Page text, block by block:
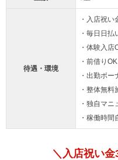
待遇・環境
・入店祝い
・毎日日払
・体験入店
・前借りOK
・出勤ボ
・整体無料
・独自マニ
・稼働時間
＼入店祝い